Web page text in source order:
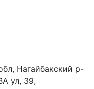
Нагайбакский р-
ул, 39,